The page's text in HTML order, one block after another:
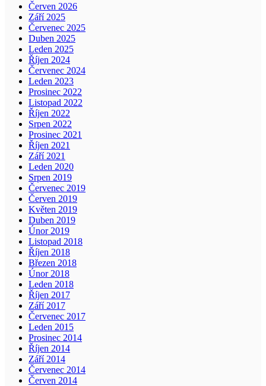
Červen 2026
Září 2025
Červenec 2025
Duben 2025
Leden 2025
Říjen 2024
Červenec 2024
Leden 2023
Prosinec 2022
Listopad 2022
Říjen 2022
Srpen 2022
Prosinec 2021
Říjen 2021
Září 2021
Leden 2020
Srpen 2019
Červenec 2019
Červen 2019
Květen 2019
Duben 2019
Únor 2019
Listopad 2018
Říjen 2018
Březen 2018
Únor 2018
Leden 2018
Říjen 2017
Září 2017
Červenec 2017
Leden 2015
Prosinec 2014
Říjen 2014
Září 2014
Červenec 2014
Červen 2014